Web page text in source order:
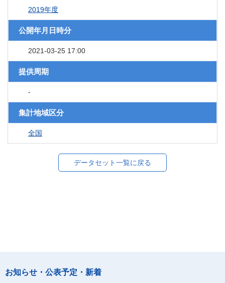
2019年度
公開年月日時分
2021-03-25 17:00
提供周期
-
集計地域区分
全国
データセット一覧に戻る
お知らせ・公表予定・新着